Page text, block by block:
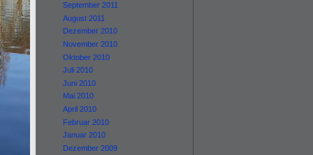
September 2011
August 2011
Dezember 2010
November 2010
Oktober 2010
Juli 2010
Juni 2010
Mai 2010
April 2010
Februar 2010
Januar 2010
Dezember 2009